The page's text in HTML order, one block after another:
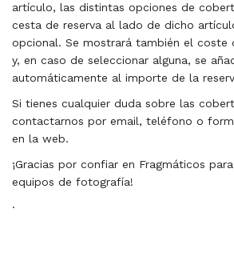
artículo, las distintas opciones de
cesta de reserva al lado de dicho
opcional. Se mostrará también el coste
y, en caso de seleccionar alguna, se
automáticamente al importe de la
Si tienes cualquier duda sobre las
contactarnos por email, teléfono o
en la web.
¡Gracias por confiar en Fragmáticos
equipos de fotografía!
·